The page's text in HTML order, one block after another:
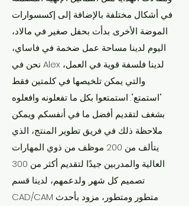
في أشكال مختلفة بالإضافة إلى إكسسوارات
الموضة الأخرى. بدأت بحفل صغير في مالاد،
اليوم لدينا مساحة عمل ضخمة في فاساي،
نحن في Alex لدينا فلسفة قوية في العمل،
والتي يمكن تلخيصها في كلمتين فقط
"استمتع". استمتعوا بكل ما تفعلونه وافعلوه
بشغف لتقديم أفضل ما في أنفسكم. ويمكن
ملاحظة ذلك في فريق تطوير المنتج، الذي
يتألف من 200 موظف من ذوي المهارات
العالية والمدربين جيدًا لتقديم أكثر من 300
تصميم كل شهر. ولدعمهم، لدينا قسم
CAD/CAM متطور ومتطور، مزود بأحدث